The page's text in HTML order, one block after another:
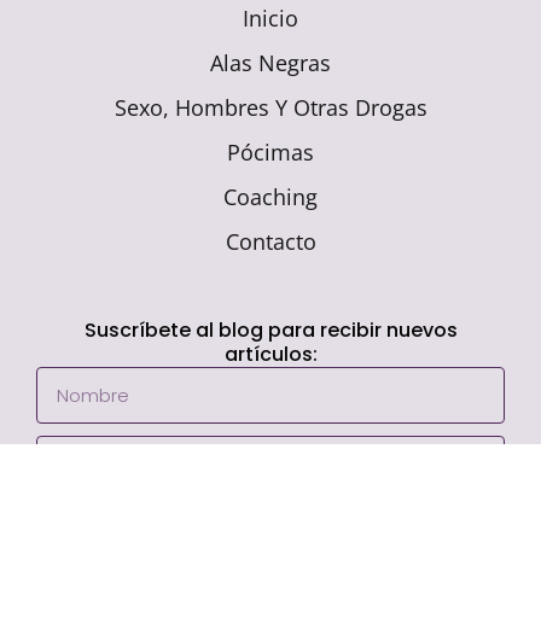
Inicio
Alas Negras
Sexo, Hombres Y Otras Drogas
Pócimas
Coaching
Contacto
Suscríbete al blog para recibir nuevos
artículos: